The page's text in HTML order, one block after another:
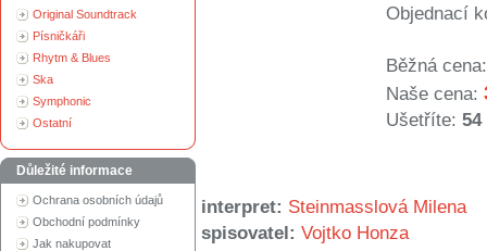
Original Soundtrack
Písničkáři
Rhytm & Blues
Ska
Symphonic
Ostatní
Důležité informace
Ochrana osobních údajů
Obchodní podmínky
Jak nakupovat
Objednací
Běžná cena:
Naše cena:
Ušetříte: 54
interpret: Steinmasslová Milena
spisovatel: Vojtko Honza